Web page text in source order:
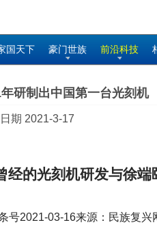
国天下 豪门世族 前沿科技
研制出中国第一台光刻机
日期 2021-3-17
经的光刻机研发与徐端
号2021-03-16来源：民族复兴